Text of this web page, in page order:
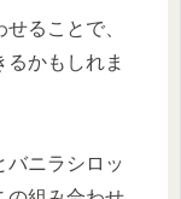
ることで、
かもしれま
バニラシロッ